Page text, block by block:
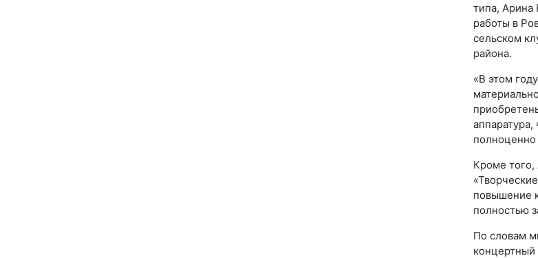
типа, Арина
работы в
сельском
района.
«В этом
полноценно
Кроме того,
повышение
полностью
По словам
концертный